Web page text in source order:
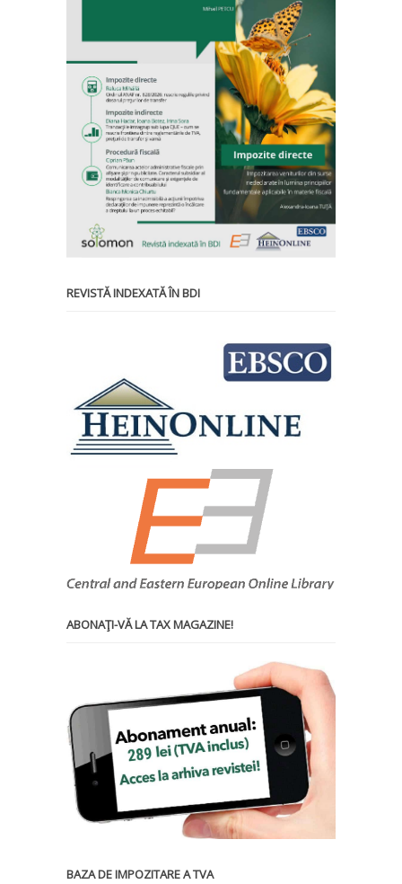
REVISTĂ INDEXATĂ ÎN BDI
ABONAŢI-VĂ LA TAX MAGAZINE!
BAZA DE IMPOZITARE A TVA